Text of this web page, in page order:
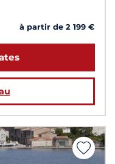
à partir de 2 199 €